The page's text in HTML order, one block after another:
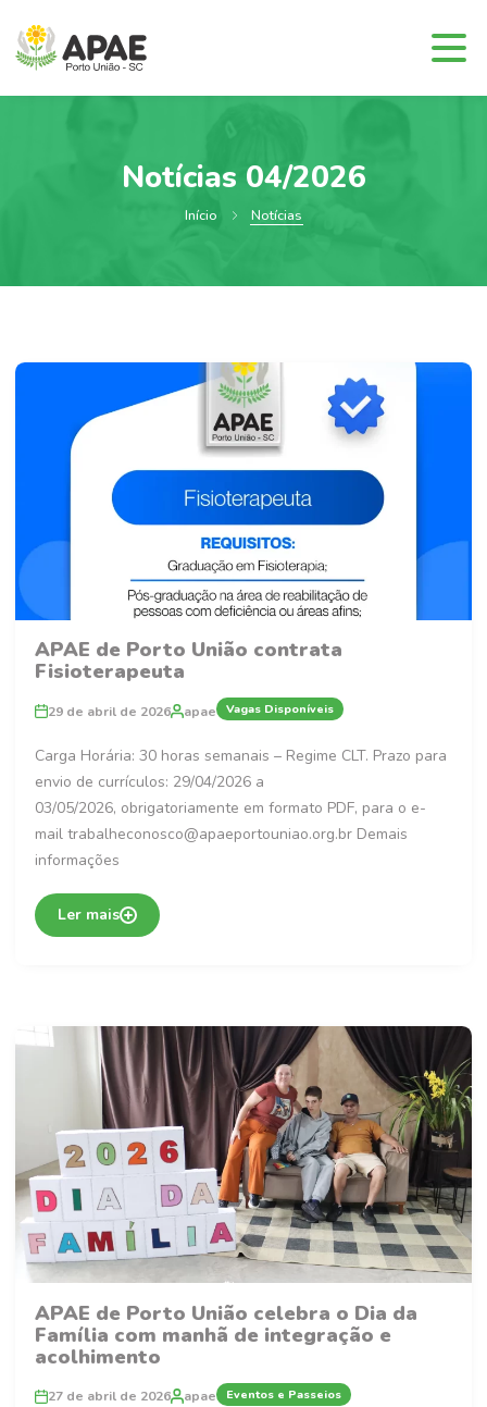
Notícias 04/2026
Início Notícias
APAE de Porto União contrata
Fisioterapeuta
29 de abril de 2026 apae Vagas Disponíveis
Carga Horária: 30 horas semanais – Regime CLT. Prazo para
envio de currículos: 29/04/2026 a
03/05/2026, obrigatoriamente em formato PDF, para o e-
mail trabalheconosco@apaeportouniao.org.br Demais
informações
Ler mais
APAE de Porto União celebra o Dia da
Família com manhã de integração e
acolhimento
27 de abril de 2026 apae Eventos e Passeios